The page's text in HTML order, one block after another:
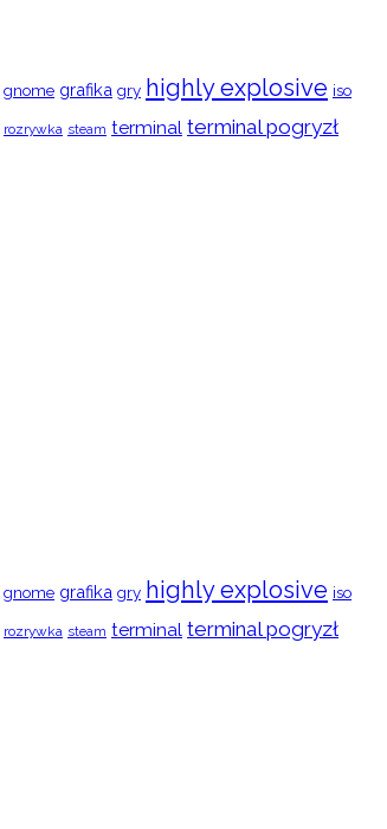
gnome grafika gry highly explosive iso
rozrywka steam terminal terminal pogryzł
gnome grafika gry highly explosive iso
rozrywka steam terminal terminal pogryzł